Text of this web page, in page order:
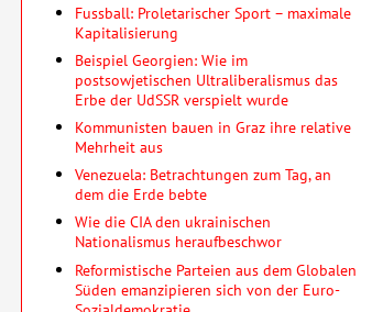
Fussball: Proletarischer Sport – maximale
Kapitalisierung
Beispiel Georgien: Wie im
postsowjetischen Ultraliberalismus das
Erbe der UdSSR verspielt wurde
Kommunisten bauen in Graz ihre relative
Mehrheit aus
Venezuela: Betrachtungen zum Tag, an
dem die Erde bebte
Wie die CIA den ukrainischen
Nationalismus heraufbeschwor
Reformistische Parteien aus dem Globalen
Süden emanzipieren sich von der Euro-